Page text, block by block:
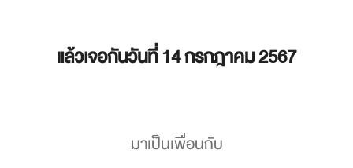
แล้วเจอกันวันที่ 14 กรกฎาคม 2567
มาเป็นเพื่อนกับ